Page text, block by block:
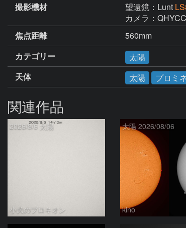
撮影機材
望遠鏡：Lunt
カメラ：
焦点距離
560mm
カテゴリー
太陽
天体
太陽 プロミ
関連作品
2026/8/6 太陽
小犬のプロキオン
太陽 2026/08/06
kino